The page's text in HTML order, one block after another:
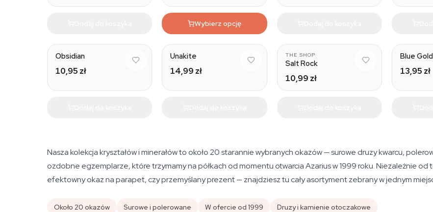
Wybierz opcję
Obsidian
10,95 zł
Unakite
14,99 zł
THE SHOP
Salt Rock
10,99 zł
Blue
13,95 zł
Nasza kolekcja kryształów i minerałów to około 20 starannie wybranych okazów — surowe druzy kwarcu,
ozdobne egzemplarze, które trzymamy na półkach od momentu otwarcia Azarius w 1999 roku. Niezależnie
efektowny okaz na parapet, czy przemyślany prezent — znajdziesz tu cały asortyment zebrany w jednym
Około 20 okazów Surowe i polerowane W ofercie od 1999 Druzy i kamienie otoczakowe